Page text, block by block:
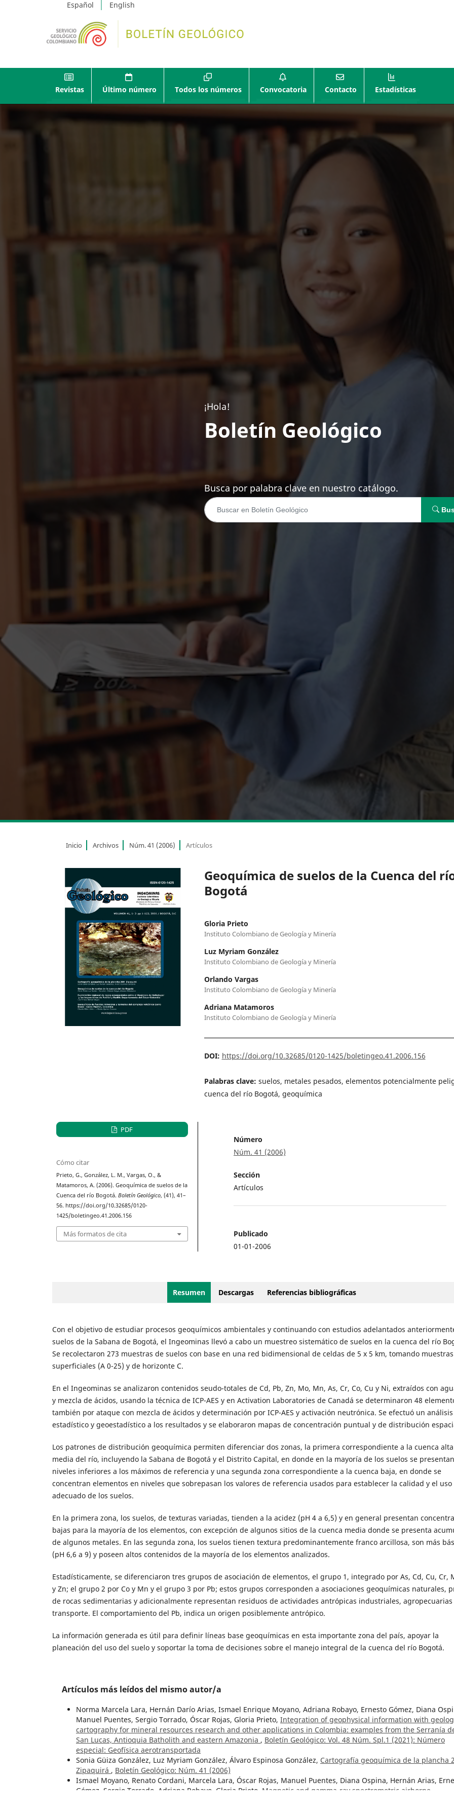
Español English
Revistas Último número Todos los números Convocatoria Contacto Estadísticas
¡Hola!
Boletín Geológico
Busca por palabra clave en nuestro catálogo.
Inicio Archivos Núm. 41 (2006) Artículos
Geoquímica de suelos de la Cuenca del
Bogotá
Gloria Prieto
Instituto Colombiano de Geología y Minería
Luz Myriam González
Instituto Colombiano de Geología y Minería
Orlando Vargas
Instituto Colombiano de Geología y Minería
Adriana Matamoros
Instituto Colombiano de Geología y Minería
DOI: https://doi.org/10.32685/0120-1425/boletingeo.41.2006.156
Palabras clave: suelos, metales pesados, elementos potencialmente
cuenca del río Bogotá, geoquímica
PDF
Cómo citar
Prieto, G., González, L. M., Vargas, O., &
Matamoros, A. (2006). Geoquímica de suelos de la
Cuenca del río Bogotá.Boletín Geológico, (41), 41–
56. https://doi.org/10.32685/0120-
1425/boletingeo.41.2006.156
Más formatos de cita
Número
Núm. 41 (2006)
Sección
Artículos
Publicado
01-01-2006
Resumen Descargas Referencias bibliográficas
Con el objetivo de estudiar procesos geoquímicos ambientales y continuando con estudios adelantados
suelos de la Sabana de Bogotá, el Ingeominas llevó a cabo un muestreo sistemático de suelos en la cuenca del río
Se recolectaron 273 muestras de suelos con base en una red bidimensional de celdas de 5 x 5 km, tomando muestras
superficiales (A 0-25) y de horizonte C.
En el Ingeominas se analizaron contenidos seudo-totales de Cd, Pb, Zn, Mo, Mn, As, Cr, Co, Cu y Ni, extraídos con
y mezcla de ácidos, usando la técnica de ICP-AES y en Activation Laboratories de Canadá se determinaron 48
también por ataque con mezcla de ácidos y determinación por ICP-AES y activación neutrónica. Se efectuó un análisis
estadístico y geoestadístico a los resultados y se elaboraron mapas de concentración puntual y de distribución
Los patrones de distribución geoquímica permiten diferenciar dos zonas, la primera correspondiente a la cuenca
media del río, incluyendo la Sabana de Bogotá y el Distrito Capital, en donde en la mayoría de los suelos se presentan
niveles inferiores a los máximos de referencia y una segunda zona correspondiente a la cuenca baja, en donde se
concentran elementos en niveles que sobrepasan los valores de referencia usados para establecer la calidad y el uso
adecuado de los suelos.
En la primera zona, los suelos, de texturas variadas, tienden a la acidez (pH 4 a 6,5) y en general presentan
bajas para la mayoría de los elementos, con excepción de algunos sitios de la cuenca media donde se presenta
de algunos metales. En las segunda zona, los suelos tienen textura predominantemente franco arcillosa, son más
(pH 6,6 a 9) y poseen altos contenidos de la mayoría de los elementos analizados.
Estadísticamente, se diferenciaron tres grupos de asociación de elementos, el grupo 1, integrado por As, Cd, Cu, Cr,
y Zn; el grupo 2 por Co y Mn y el grupo 3 por Pb; estos grupos corresponden a asociaciones geoquímicas naturales,
de rocas sedimentarias y adicionalmente representan residuos de actividades antrópicas industriales, agropecuarias
transporte. El comportamiento del Pb, indica un origen posiblemente antrópico.
La información generada es útil para definir líneas base geoquímicas en esta importante zona del país, apoyar la
planeación del uso del suelo y soportar la toma de decisiones sobre el manejo integral de la cuenca del río Bogotá.
Artículos más leídos del mismo autor/a
Norma Marcela Lara, Hernán Darío Arias, Ismael Enrique Moyano, Adriana Robayo, Ernesto Gómez, Diana
Manuel Puentes, Sergio Torrado, Óscar Rojas, Gloria Prieto, Integration of geophysical information with
cartography for mineral resources research and other applications in Colombia: examples from the Serranía
San Lucas, Antioquia Batholith and eastern Amazonia , Boletín Geológico: Vol. 48 Núm. Spl.1 (2021): Número
especial: Geofísica aerotransportada
Sonia Güiza González, Luz Myriam González, Álvaro Espinosa González, Cartografía geoquímica de la plancha
Zipaquirá , Boletín Geológico: Núm. 41 (2006)
Ismael Moyano, Renato Cordani, Marcela Lara, Óscar Rojas, Manuel Puentes, Diana Ospina, Hernán Arias,
Gómez, Sergio Torrado, Adriana Robayo, Gloria Prieto, Magnetic and gamma-ray spectrometric airborne